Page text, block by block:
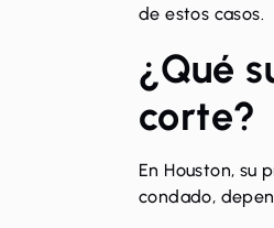
de estos casos.
¿Qué
corte?
En Houston, su
condado,